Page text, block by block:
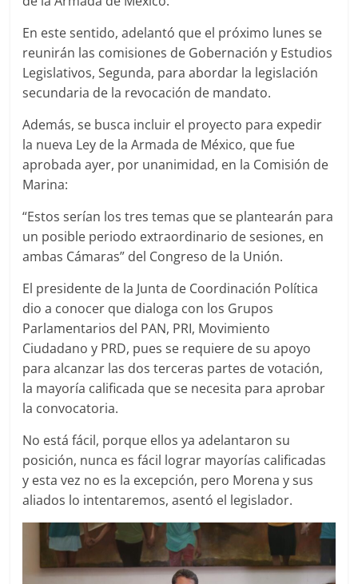
En este sentido, adelantó que el próximo lunes se
reunirán las comisiones de Gobernación y Estudios
Legislativos, Segunda, para abordar la legislación
secundaria de la revocación de mandato.
Además, se busca incluir el proyecto para expedir
la nueva Ley de la Armada de México, que fue
aprobada ayer, por unanimidad, en la Comisión de
Marina:
“Estos serían los tres temas que se plantearán para
un posible periodo extraordinario de sesiones, en
ambas Cámaras” del Congreso de la Unión.
El presidente de la Junta de Coordinación Política
dio a conocer que dialoga con los Grupos
Parlamentarios del PAN, PRI, Movimiento
Ciudadano y PRD, pues se requiere de su apoyo
para alcanzar las dos terceras partes de votación,
la mayoría calificada que se necesita para aprobar
la convocatoria.
No está fácil, porque ellos ya adelantaron su
posición, nunca es fácil lograr mayorías calificadas
y esta vez no es la excepción, pero Morena y sus
aliados lo intentaremos, asentó el legislador.